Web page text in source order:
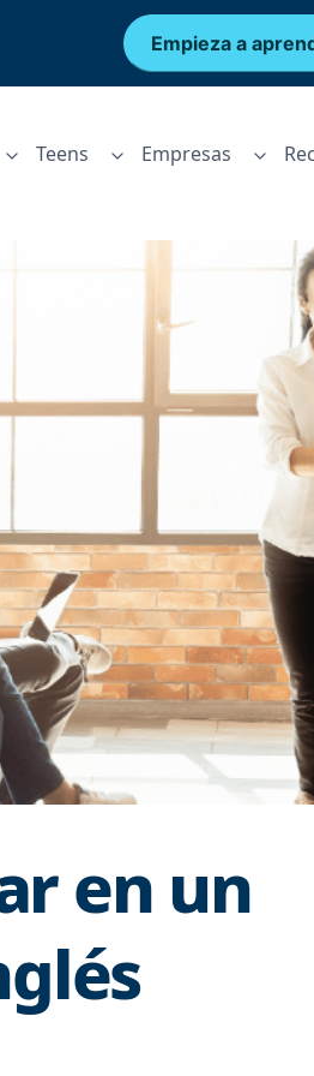
Empieza a
Teens Empresas
en un